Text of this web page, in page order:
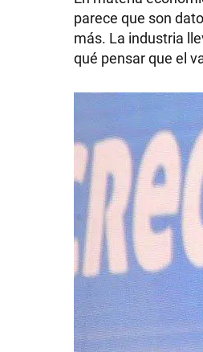
parece que son
más. La industria
qué pensar que el